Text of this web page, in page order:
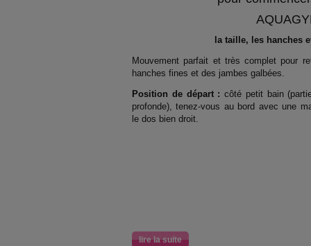
la taille, les hanches
Mouvement parfait et très complet pour
hanches fines et des jambes galbées.
Position de départ : côté petit bain
profonde), tenez-vous au bord avec une
le dos bien droit.
lire la suite